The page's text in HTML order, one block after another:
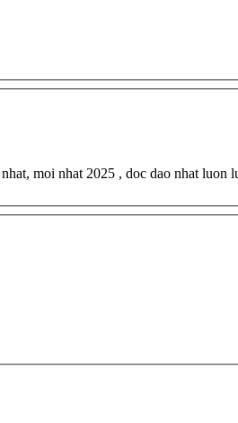
moi nhat 2025 , doc dao nhat